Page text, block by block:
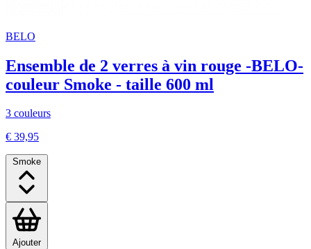
BELO
Ensemble de 2 verres à vin rouge -BELO-
couleur Smoke - taille 600 ml
3 couleurs
€ 39,95
Smoke
Ajouter